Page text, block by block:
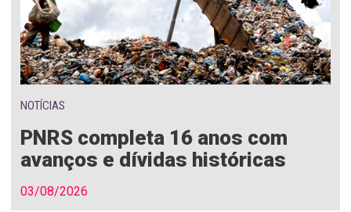
NOTÍCIAS
PNRS completa 16 anos com
avanços e dívidas históricas
03/08/2026